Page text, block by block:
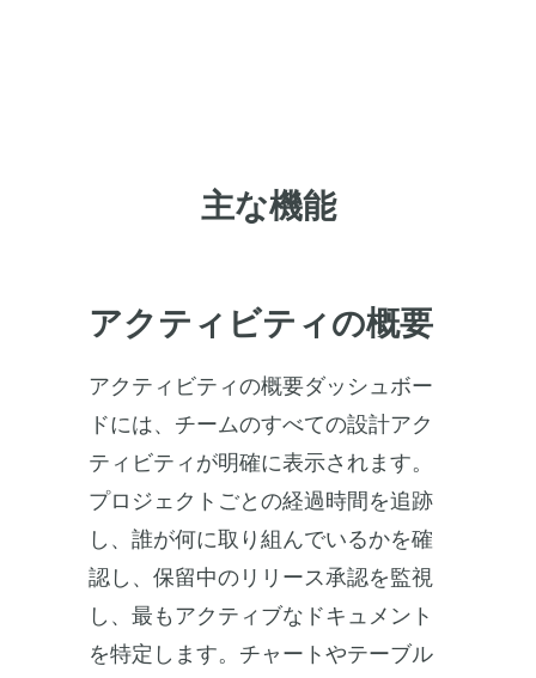
主な機能
アクティビティの概要
アクティビティの概要ダッシュボー
ドには、チームのすべての設計アク
ティビティが明確に表示されます。
プロジェクトごとの経過時間を追跡
し、誰が何に取り組んでいるかを確
認し、保留中のリリース承認を監視
し、最もアクティブなドキュメント
を特定します。チャートやテーブル